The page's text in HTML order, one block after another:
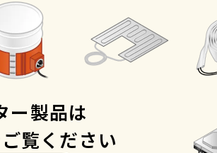
ー製品は
覧ください